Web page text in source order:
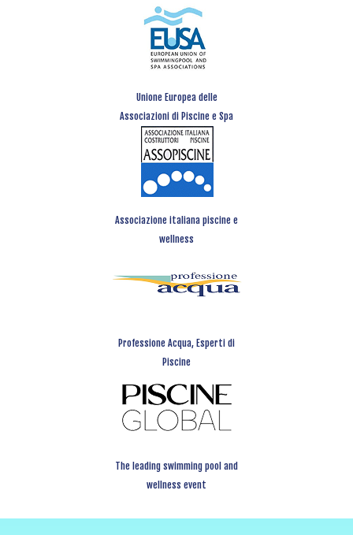
Unione Europea delle
Associazioni di Piscine e Spa
Associazione italiana piscine e
wellness
Professione Acqua, Esperti di
Piscine
The leading swimming pool and
wellness event